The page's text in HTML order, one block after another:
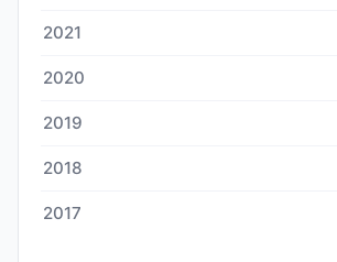
2021
2020
2019
2018
2017